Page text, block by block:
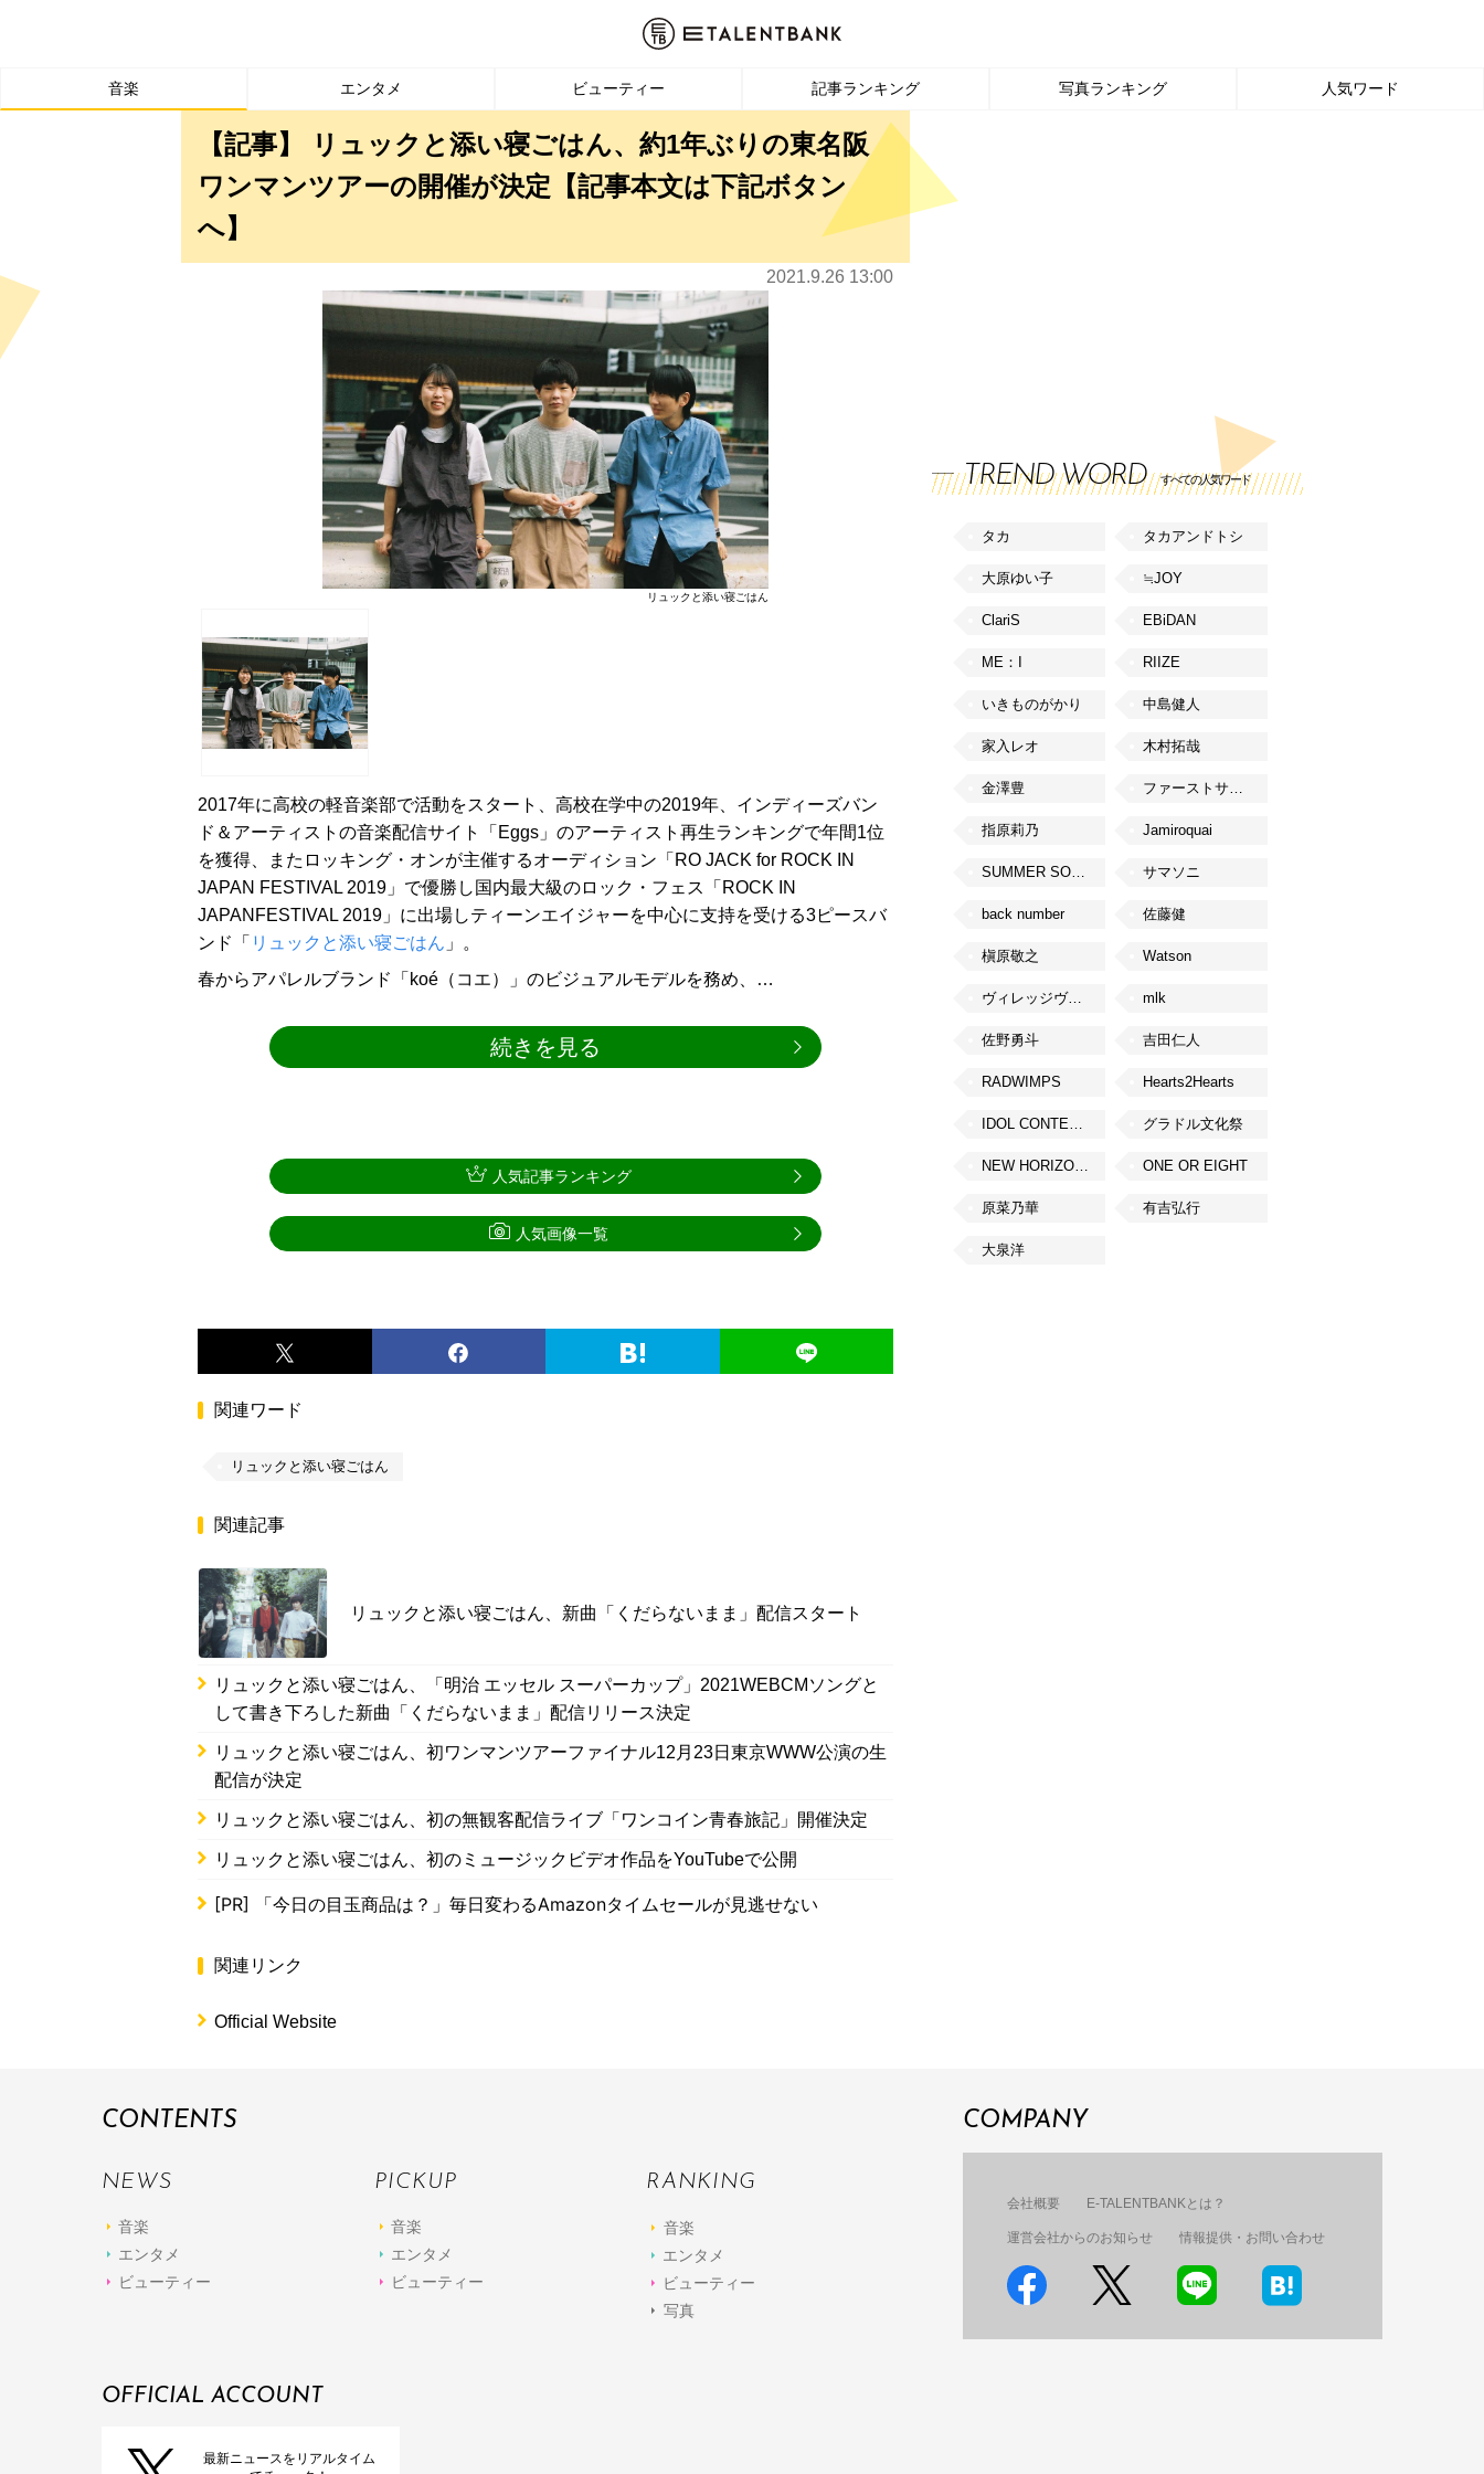
音楽 エンタメ ビューティー 記事ランキング 写真ランキング 人気ワード
【記事】 リュックと添い寝ごはん、約1年ぶりの東名阪
ワンマンツアーの開催が決定【記事本文は下記ボタン
へ】
2021.9.26 13:00
リュックと添い寝ごはん
2017年に高校の軽音楽部で活動をスタート、高校在学中の2019年、インディーズバン
ド＆アーティストの音楽配信サイト「Eggs」のアーティスト再生ランキングで年間1位
を獲得、またロッキング・オンが主催するオーディション「RO JACK for ROCK IN
JAPAN FESTIVAL 2019」で優勝し国内最大級のロック・フェス「ROCK IN
JAPANFESTIVAL 2019」に出場しティーンエイジャーを中心に支持を受ける3ピースバ
ンド「 リュックと添い寝ごはん 」。
春からアパレルブランド「koé（コエ）」のビジュアルモデルを務め、…
続きを見る
関連ワード
リュックと添い寝ごはん
関連記事
リュックと添い寝ごはん、新曲「くだらないまま」配信スタート
リュックと添い寝ごはん、「明治 エッセル スーパーカップ」2021WEBCMソングと
して書き下ろした新曲「くだらないまま」配信リリース決定
リュックと添い寝ごはん、初ワンマンツアーファイナル12月23日東京WWW公演の生
配信が決定
リュックと添い寝ごはん、初の無観客配信ライブ「ワンコイン青春旅記」開催決定
リュックと添い寝ごはん、初のミュージックビデオ作品をYouTubeで公開
[PR] 「今日の目玉商品は？」毎日変わるAmazonタイムセールが見逃せない
関連リンク
Official Website
人気記事ランキング
人気画像一覧
TREND WORD すべての人気ワード
タカ タカアンドトシ
大原ゆい子 ≒JOY
ClariS EBiDAN
ME：I RIIZE
いきものがかり 中島健人
家入レオ 木村拓哉
金澤豊 ファーストサマーウイカ
指原莉乃 Jamiroquai
SUMMER SONIC サマソニ
back number 佐藤健
槇原敬之 Watson
ヴィレッジヴァンガード mlk
佐野勇斗 吉田仁人
RADWIMPS Hearts2Hearts
IDOL CONTENT EXPO グラドル文化祭
NEW HORIZON FEST ONE OR EIGHT
原菜乃華 有吉弘行
大泉洋
CONTENTS
NEWS
音楽
エンタメ
ビューティー
PICKUP
音楽
エンタメ
ビューティー
RANKING
音楽
エンタメ
ビューティー
写真
COMPANY
会社概要 E-TALENTBANKとは？
運営会社からのお知らせ 情報提供・お問い合わせ
OFFICIAL ACCOUNT
最新ニュースをリアルタイム